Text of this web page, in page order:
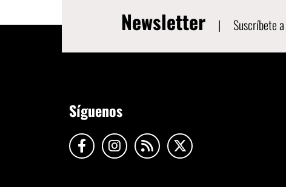
Newsletter | Suscríbete
Síguenos